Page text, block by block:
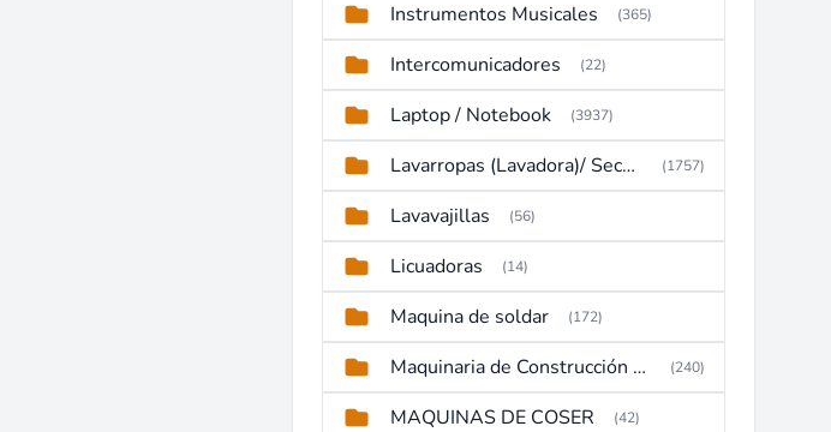
Instrumentos Musicales (365)
Intercomunicadores (22)
Laptop / Notebook (3937)
Lavarropas (Lavadora)/ Secadoras (1757)
Lavavajillas (56)
Licuadoras (14)
Maquina de soldar (172)
Maquinaria de Construcción (Maquinaria Pesada) (240)
MAQUINAS DE COSER (42)